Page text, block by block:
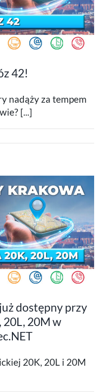
42!
nadąży za tempem
[...]
dostępny przy
20L, 20M w
20K, 20L i 20M